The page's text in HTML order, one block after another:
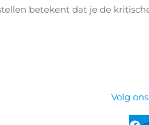
betekent dat je de
Volg